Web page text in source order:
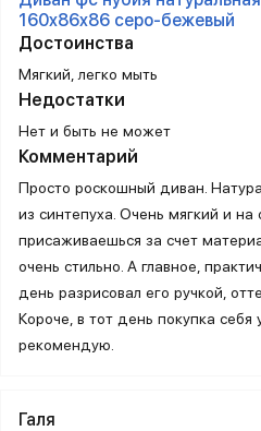
160x86x86 серо-бежевый
Достоинства
Мягкий, легко мыть
Недостатки
Нет и быть не может
Комментарий
Просто роскошный диван.
из синтепуха. Очень мягкий и на
присаживаешься за счет
очень стильно. А главное,
день разрисовал его ручкой,
Короче, в тот день покупка
рекомендую.
Галя